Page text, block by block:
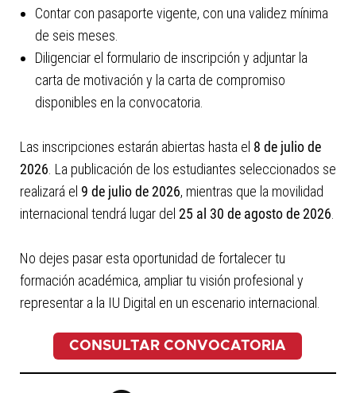
Contar con pasaporte vigente, con una validez mínima
de seis meses.
Diligenciar el formulario de inscripción y adjuntar la
carta de motivación y la carta de compromiso
disponibles en la convocatoria.
Las inscripciones estarán abiertas hasta el 8 de julio de
2026 . La publicación de los estudiantes seleccionados se
realizará el 9 de julio de 2026, mientras que la movilidad
internacional tendrá lugar del 25 al 30 de agosto de 2026
No dejes pasar esta oportunidad de fortalecer tu
formación académica, ampliar tu visión profesional y
representar a la IU Digital en un escenario internacional.
CONSULTAR CONVOCATORIA